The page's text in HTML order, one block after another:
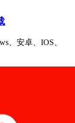
、安卓、IOS、